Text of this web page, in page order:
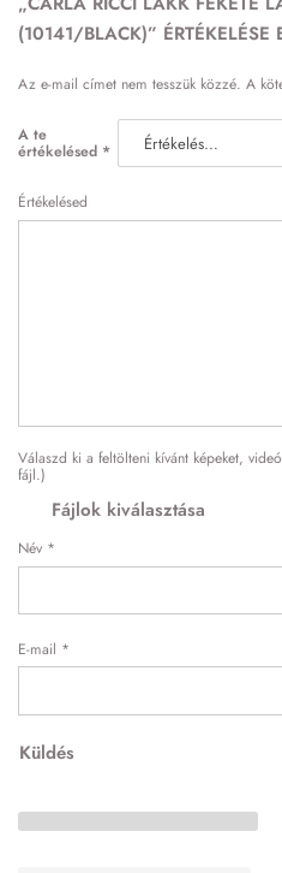
(10141/BLACK)” ÉRTÉKELÉSE
Az e-mail címet nem tesszük közzé. A
A te
értékelésed *
Értékelésed
Válaszd ki a feltölteni kívánt képeket,
fájl.)
Fájlok kiválasztása
Név *
E-mail *